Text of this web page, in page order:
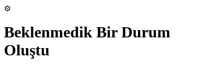
⚙️
Beklenmedik Bir Durum
Oluştu